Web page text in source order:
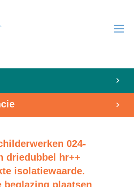
024-
driedubbel hr++
isolatiewaarde.
beglazing plaatsen